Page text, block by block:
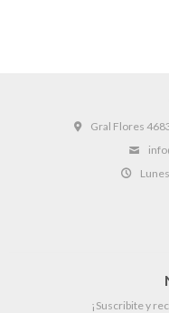
Gral Flores
¡Suscribite y